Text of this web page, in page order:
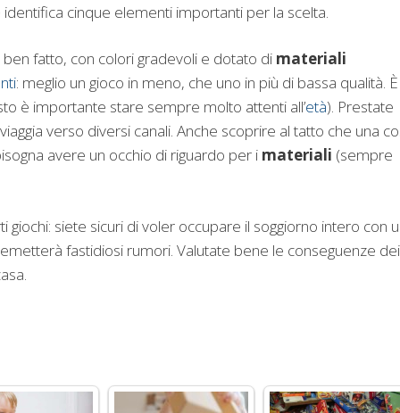
identifica cinque elementi importanti per la scelta.
fatto, con colori gradevoli e dotato di materiali
: meglio un gioco in meno, che uno in più di bassa qualità. È
è importante stare sempre molto attenti all’età). Prestate
viaggia verso diversi canali. Anche scoprire al tatto che una
avere un occhio di riguardo per i materiali (sempre
giochi: siete sicuri di voler occupare il soggiorno intero con
fastidiosi rumori. Valutate bene le conseguenze dei